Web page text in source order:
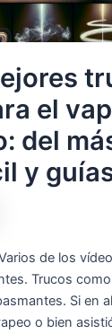
el
del
y
de los
Trucos
Si en
o bien